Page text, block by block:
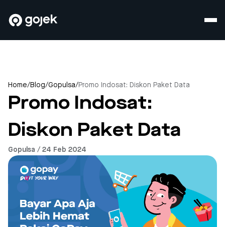
Home/Blog/Gopulsa/Promo Indosat: Diskon Paket Data
Promo Indosat:
Diskon Paket Data
Gopulsa / 24 Feb 2024